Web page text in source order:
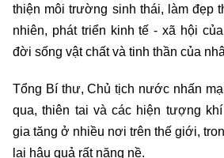
thiện môi trường sinh thái, làm đẹp
nhiên, phát triển kinh tế - xã hội
đời sống vật chất và tinh thần của
Tổng Bí thư, Chủ tịch nước nhấn
qua, thiên tai và các hiện tượng
gia tăng ở nhiều nơi trên thế giới,
lại hậu quả rất nặng nề.